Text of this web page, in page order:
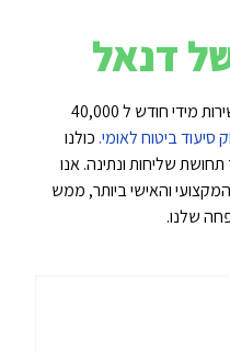
דנאל
אנחנו בדנאל סיעוד מעניקים שירות מידי חודש ל 40,000
סיעוד ביטוח לאומי. כולנו
שליחות ונתינה. אנו
והאישי ביותר, ממש
שלנו.